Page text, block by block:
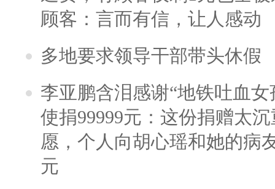
顾客：言而有信，让人感动
多地要求领导干部带头休假
李亚鹏含泪感谢“地铁吐血
使捐99999元：这份捐赠太
愿，个人向胡心瑶和她的病
元